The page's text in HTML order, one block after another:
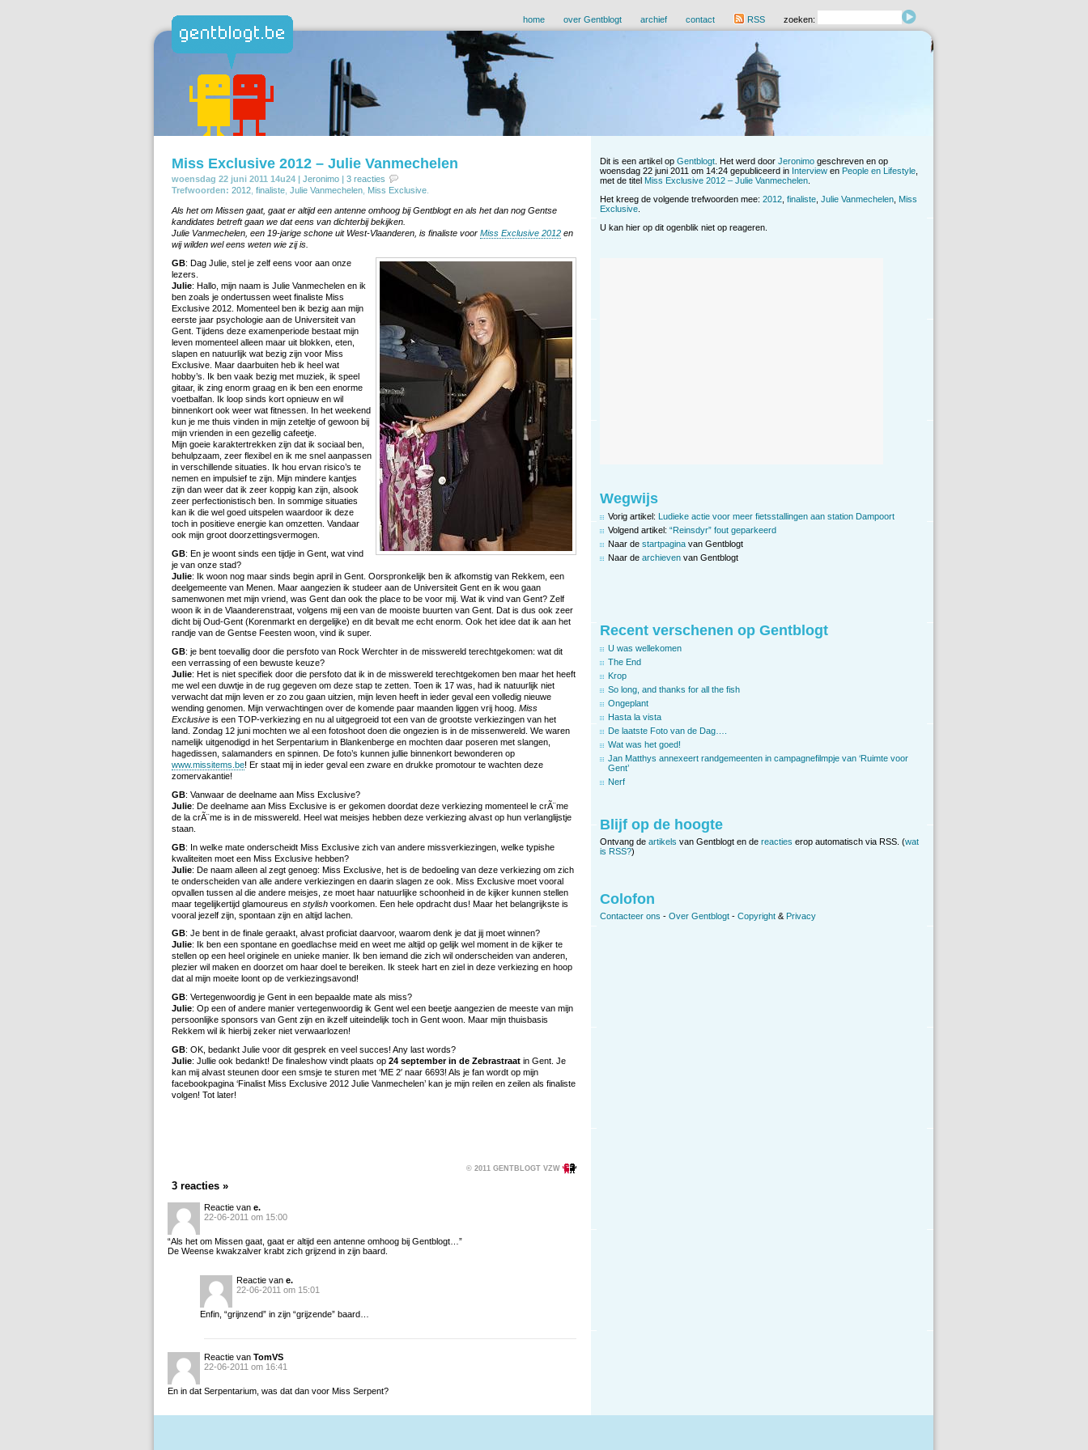
home over Gentblogt archief contact RSS zoeken:
Miss Exclusive 2012 – Julie Vanmechelen
woensdag 22 juni 2011 14u24 | Jeronimo | 3 reacties
Trefwoorden: 2012 finaliste Julie Vanmechelen Miss Exclusive
Als het om Missen gaat, gaat er altijd een antenne omhoog bij Gentblogt en als het dan nog Gentse
kandidates betreft gaan we dat eens van dichterbij bekijken.
Julie Vanmechelen, een 19-jarige schone uit West-Vlaanderen, is finaliste voor Miss Exclusive 2012 en
wij wilden wel eens weten wie zij is.
GB: Dag Julie, stel je zelf eens voor aan onze
lezers.
Julie: Hallo, mijn naam is Julie Vanmechelen en ik
ben zoals je ondertussen weet finaliste Miss
Exclusive 2012. Momenteel ben ik bezig aan mijn
eerste jaar psychologie aan de Universiteit van
Gent. Tijdens deze examenperiode bestaat mijn
leven momenteel alleen maar uit blokken, eten,
slapen en natuurlijk wat bezig zijn voor Miss
Exclusive. Maar daarbuiten heb ik heel wat
hobby’s. Ik ben vaak bezig met muziek, ik speel
gitaar, ik zing enorm graag en ik ben een enorme
voetbalfan. Ik loop sinds kort opnieuw en wil
binnenkort ook weer wat fitnessen. In het weekend
kun je me thuis vinden in mijn zeteltje of gewoon bij
mijn vrienden in een gezellig cafeetje.
Mijn goeie karaktertrekken zijn dat ik sociaal ben,
behulpzaam, zeer flexibel en ik me snel aanpassen
in verschillende situaties. Ik hou ervan risico’s te
nemen en impulsief te zijn. Mijn mindere kantjes
zijn dan weer dat ik zeer koppig kan zijn, alsook
zeer perfectionistisch ben. In sommige situaties
kan ik die wel goed uitspelen waardoor ik deze
toch in positieve energie kan omzetten. Vandaar
ook mijn groot doorzettingsvermogen.
GB: En je woont sinds een tijdje in Gent, wat vind
je van onze stad?
Julie: Ik woon nog maar sinds begin april in Gent. Oorspronkelijk ben ik afkomstig van Rekkem, een
deelgemeente van Menen. Maar aangezien ik studeer aan de Universiteit Gent en ik wou gaan
samenwonen met mijn vriend, was Gent dan ook the place to be voor mij. Wat ik vind van Gent? Zelf
woon ik in de Vlaanderenstraat, volgens mij een van de mooiste buurten van Gent. Dat is dus ook zeer
dicht bij Oud-Gent (Korenmarkt en dergelijke) en dit bevalt me echt enorm. Ook het idee dat ik aan het
randje van de Gentse Feesten woon, vind ik super.
GB: je bent toevallig door die persfoto van Rock Werchter in de misswereld terechtgekomen: wat dit
een verrassing of een bewuste keuze?
Julie: Het is niet specifiek door die persfoto dat ik in de misswereld terechtgekomen ben maar het heeft
me wel een duwtje in de rug gegeven om deze stap te zetten. Toen ik 17 was, had ik natuurlijk niet
verwacht dat mijn leven er zo zou gaan uitzien, mijn leven heeft in ieder geval een volledig nieuwe
wending genomen. Mijn verwachtingen over de komende paar maanden liggen vrij hoog. Miss
Exclusive is een TOP-verkiezing en nu al uitgegroeid tot een van de grootste verkiezingen van het
land. Zondag 12 juni mochten we al een fotoshoot doen die ongezien is in de missenwereld. We waren
namelijk uitgenodigd in het Serpentarium in Blankenberge en mochten daar poseren met slangen,
hagedissen, salamanders en spinnen. De foto’s kunnen jullie binnenkort bewonderen op
www.missitems.be! Er staat mij in ieder geval een zware en drukke promotour te wachten deze
zomervakantie!
GB: Vanwaar de deelname aan Miss Exclusive?
Julie: De deelname aan Miss Exclusive is er gekomen doordat deze verkiezing momenteel le crÃ¨me
de la crÃ¨me is in de misswereld. Heel wat meisjes hebben deze verkiezing alvast op hun verlanglijstje
staan.
GB: In welke mate onderscheidt Miss Exclusive zich van andere missverkiezingen, welke typishe
kwaliteiten moet een Miss Exclusive hebben?
Julie: De naam alleen al zegt genoeg: Miss Exclusive, het is de bedoeling van deze verkiezing om zich
te onderscheiden van alle andere verkiezingen en daarin slagen ze ook. Miss Exclusive moet vooral
opvallen tussen al die andere meisjes, ze moet haar natuurlijke schoonheid in de kijker kunnen stellen
maar tegelijkertijd glamoureus en stylish voorkomen. Een hele opdracht dus! Maar het belangrijkste is
vooral jezelf zijn, spontaan zijn en altijd lachen.
GB: Je bent in de finale geraakt, alvast proficiat daarvoor, waarom denk je dat jij moet winnen?
Julie: Ik ben een spontane en goedlachse meid en weet me altijd op gelijk wel moment in de kijker te
stellen op een heel originele en unieke manier. Ik ben iemand die zich wil onderscheiden van anderen,
plezier wil maken en doorzet om haar doel te bereiken. Ik steek hart en ziel in deze verkiezing en hoop
dat al mijn moeite loont op de verkiezingsavond!
GB: Vertegenwoordig je Gent in een bepaalde mate als miss?
Julie: Op een of andere manier vertegenwoordig ik Gent wel een beetje aangezien de meeste van mijn
persoonlijke sponsors van Gent zijn en ikzelf uiteindelijk toch in Gent woon. Maar mijn thuisbasis
Rekkem wil ik hierbij zeker niet verwaarlozen!
GB: OK, bedankt Julie voor dit gesprek en veel succes! Any last words?
Julie: Jullie ook bedankt! De finaleshow vindt plaats op 24 september in de Zebrastraat in Gent. Je
kan mij alvast steunen door een smsje te sturen met ‘ME 2′ naar 6693! Als je fan wordt op mijn
facebookpagina ‘Finalist Miss Exclusive 2012 Julie Vanmechelen’ kan je mijn reilen en zeilen als finaliste
volgen! Tot later!
© 2011 GENTBLOGT VZW
3 reacties »
Reactie van e.
22-06-2011 om 15:00
“Als het om Missen gaat, gaat er altijd een antenne omhoog bij Gentblogt…”
De Weense kwakzalver krabt zich grijzend in zijn baard.
Reactie van e.
22-06-2011 om 15:01
Enfin, “grijnzend” in zijn “grijzende” baard…
Reactie van TomVS
22-06-2011 om 16:41
En in dat Serpentarium, was dat dan voor Miss Serpent?
Dit is een artikel op Gentblogt . Het werd door Jeronimo geschreven en op
woensdag 22 juni 2011 om 14:24 gepubliceerd in Interview en People en Lifestyle
met de titel Miss Exclusive 2012 – Julie Vanmechelen
Het kreeg de volgende trefwoorden mee: 2012 finaliste Julie Vanmechelen Miss
Exclusive
U kan hier op dit ogenblik niet op reageren.
Wegwijs
Vorig artikel: Ludieke actie voor meer fietsstallingen aan station Dampoort
Volgend artikel: “Reinsdyr” fout geparkeerd
Naar de startpagina van Gentblogt
Naar de archieven van Gentblogt
Recent verschenen op Gentblogt
U was wellekomen
The End
Krop
So long, and thanks for all the fish
Ongeplant
Hasta la vista
De laatste Foto van de Dag….
Wat was het goed!
Jan Matthys annexeert randgemeenten in campagnefilmpje van ‘Ruimte voor
Gent’
Nerf
Blijf op de hoogte
Ontvang de artikels van Gentblogt en de reacties erop automatisch via RSS. (wat
is RSS?)
Colofon
Contacteer ons - Over Gentblogt - Copyright & Privacy